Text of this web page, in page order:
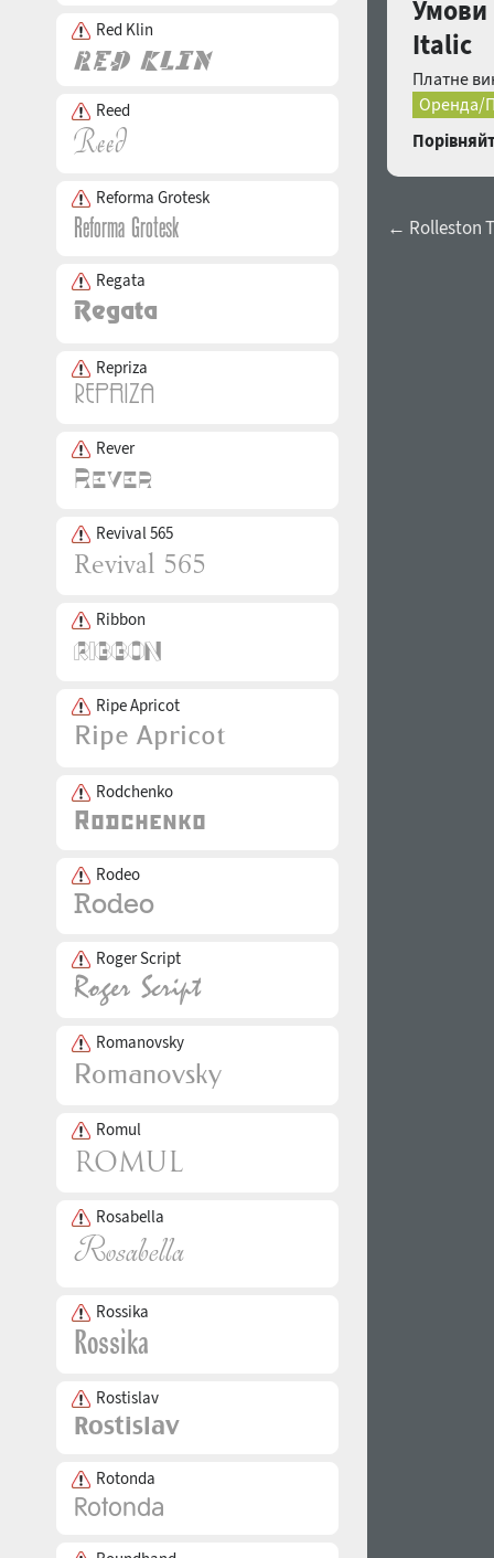
Red Klin
Reed
Reforma Grotesk
Regata
Repriza
Rever
Revival 565
Ribbon
Ripe Apricot
Rodchenko
Rodeo
Roger Script
Romanovsky
Romul
Rosabella
Rossika
Rostislav
Rotonda
Умови
Italic
Платне
Оренда/
← Rolleston